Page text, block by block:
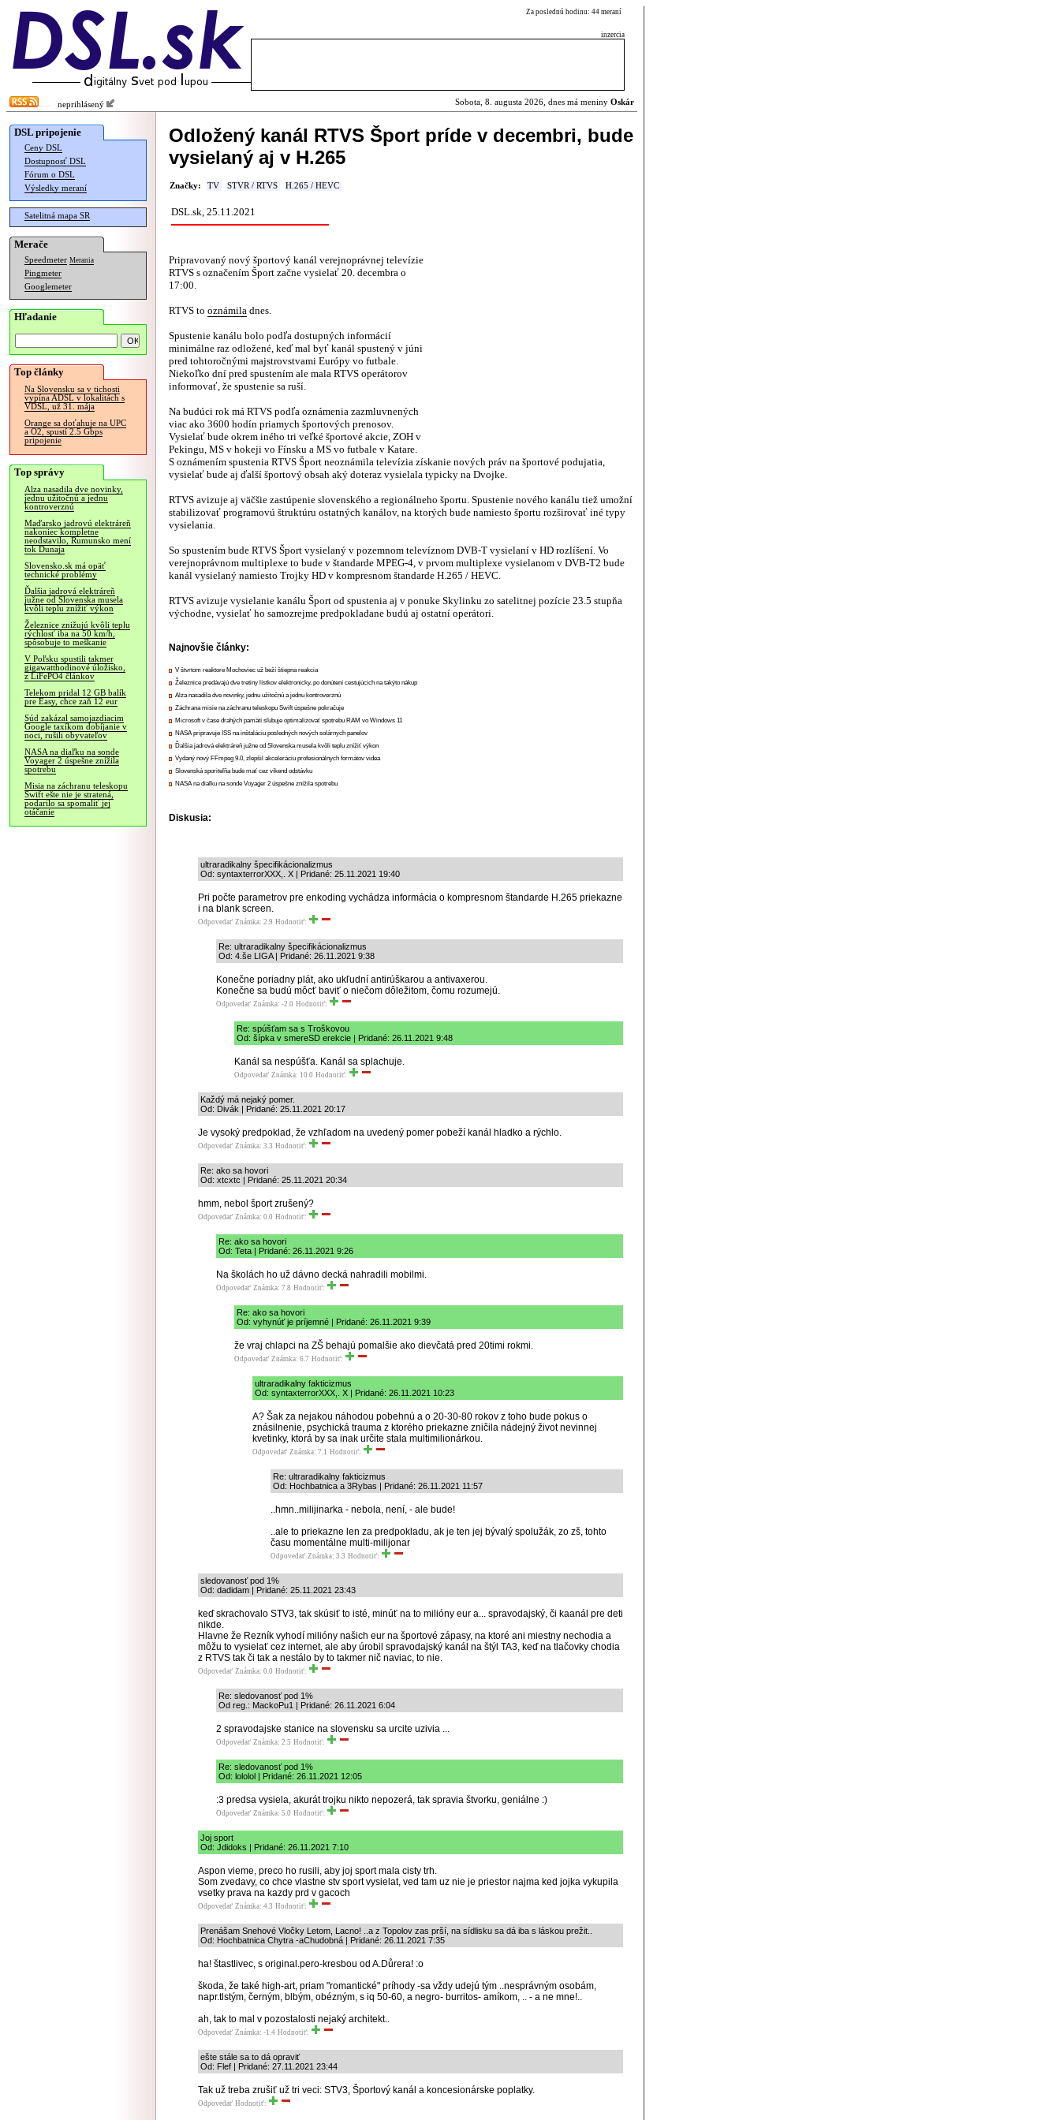
Za poslednú hodinu: 44 meraní
inzercia
neprihlásený Sobota, 8. augusta 2026, dnes má meniny Oskár
DSL pripojenie
Ceny DSL
Dostupnosť DSL
Fórum o DSL
Výsledky meraní
Satelitná mapa SR
Merače
Speedmeter Merania
Pingmeter
Googlemeter
Hľadanie
Top články
Na Slovensku sa v tichosti
vypína ADSL v lokalitách s
VDSL, už 31. mája
Orange sa doťahuje na UPC
a O2, spustí 2.5 Gbps
pripojenie
Top správy
Alza nasadila dve novinky,
jednu užitočnú a jednu
kontroverznú
Maďarsko jadrovú elektráreň
nakoniec kompletne
neodstavilo, Rumunsko mení
tok Dunaja
Slovensko.sk má opäť
technické problémy
Ďalšia jadrová elektráreň
južne od Slovenska musela
kvôli teplu znížiť výkon
Železnice znižujú kvôli teplu
rýchlosť iba na 50 km/h,
spôsobuje to meškanie
V Poľsku spustili takmer
gigawatthodinové úložisko,
z LiFePO4 článkov
Telekom pridal 12 GB balík
pre Easy, chce zaň 12 eur
Súd zakázal samojazdiacim
Google taxíkom dobíjanie v
noci, rušili obyvateľov
NASA na diaľku na sonde
Voyager 2 úspešne znížila
spotrebu
Misia na záchranu teleskopu
Swift ešte nie je stratená,
podarilo sa spomaliť jej
otáčanie
Odložený kanál RTVS Šport príde v decembri, bude
vysielaný aj v H.265
Značky: TV STVR / RTVS H.265 / HEVC
DSL.sk, 25.11.2021
Pripravovaný nový športový kanál verejnoprávnej televízie
RTVS s označením Šport začne vysielať 20. decembra o
17:00.
RTVS to oznámila dnes.
Spustenie kanálu bolo podľa dostupných informácií
minimálne raz odložené, keď mal byť kanál spustený v júni
pred tohtoročnými majstrovstvami Európy vo futbale.
Niekoľko dní pred spustením ale mala RTVS operátorov
informovať, že spustenie sa ruší.
Na budúci rok má RTVS podľa oznámenia zazmluvnených
viac ako 3600 hodín priamych športových prenosov.
Vysielať bude okrem iného tri veľké športové akcie, ZOH v
Pekingu, MS v hokeji vo Fínsku a MS vo futbale v Katare.
S oznámením spustenia RTVS Šport neoznámila televízia získanie nových práv na športové podujatia,
vysielať bude aj ďalší športový obsah aký doteraz vysielala typicky na Dvojke.
RTVS avizuje aj väčšie zastúpenie slovenského a regionálneho športu. Spustenie nového kanálu tiež umožní
stabilizovať programovú štruktúru ostatných kanálov, na ktorých bude namiesto športu rozširovať iné typy
vysielania.
So spustením bude RTVS Šport vysielaný v pozemnom televíznom DVB-T vysielaní v HD rozlíšení. Vo
verejnoprávnom multiplexe to bude v štandarde MPEG-4, v prvom multiplexe vysielanom v DVB-T2 bude
kanál vysielaný namiesto Trojky HD v kompresnom štandarde H.265 / HEVC.
RTVS avizuje vysielanie kanálu Šport od spustenia aj v ponuke Skylinku zo satelitnej pozície 23.5 stupňa
východne, vysielať ho samozrejme predpokladane budú aj ostatní operátori.
Najnovšie články:
V štvrtom reaktore Mochoviec už beží štiepna reakcia
Železnice predávajú dve tretiny lístkov elektronicky, po donútení cestujúcich na takýto nákup
Alza nasadila dve novinky, jednu užitočnú a jednu kontroverznú
Záchrana misie na záchranu teleskopu Swift úspešne pokračuje
Microsoft v čase drahých pamätí sľubuje optimalizovať spotrebu RAM vo Windows 11
NASA pripravuje ISS na inštaláciu posledných nových solárnych panelov
Ďalšia jadrová elektráreň južne od Slovenska musela kvôli teplu znížiť výkon
Vydaný nový FFmpeg 9.0, zlepšil akceleráciu profesionálnych formátov videa
Slovenská sporiteľňa bude mať cez víkend odstávku
NASA na diaľku na sonde Voyager 2 úspešne znížila spotrebu
Diskusia:
ultraradikalny špecifikácionalizmus
Od: syntaxterrorXXX,. X | Pridané: 25.11.2021 19:40
Pri počte parametrov pre enkoding vychádza informácia o kompresnom štandarde H.265 priekazne
i na blank screen.
Odpovedať Známka: 2.9 Hodnotiť:
Re: ultraradikalny špecifikácionalizmus
Od: 4.še LIGA | Pridané: 26.11.2021 9:38
Konečne poriadny plát, ako ukľudní antirúškarou a antivaxerou.
Konečne sa budú môcť baviť o niečom dôležitom, čomu rozumejú.
Odpovedať Známka: -2.0 Hodnotiť:
Re: spúšťam sa s Troškovou
Od: šípka v smereSD erekcie | Pridané: 26.11.2021 9:48
Kanál sa nespúšťa. Kanál sa splachuje.
Odpovedať Známka: 10.0 Hodnotiť:
Každý má nejaký pomer.
Od: Divák | Pridané: 25.11.2021 20:17
Je vysoký predpoklad, že vzhľadom na uvedený pomer pobeží kanál hladko a rýchlo.
Odpovedať Známka: 3.3 Hodnotiť:
Re: ako sa hovori
Od: xtcxtc | Pridané: 25.11.2021 20:34
hmm, nebol šport zrušený?
Odpovedať Známka: 0.0 Hodnotiť:
Re: ako sa hovori
Od: Teta | Pridané: 26.11.2021 9:26
Na školách ho už dávno decká nahradili mobilmi.
Odpovedať Známka: 7.8 Hodnotiť:
Re: ako sa hovori
Od: vyhynúť je príjemné | Pridané: 26.11.2021 9:39
že vraj chlapci na ZŠ behajú pomalšie ako dievčatá pred 20timi rokmi.
Odpovedať Známka: 6.7 Hodnotiť:
ultraradikalny fakticizmus
Od: syntaxterrorXXX,. X | Pridané: 26.11.2021 10:23
A? Šak za nejakou náhodou pobehnú a o 20-30-80 rokov z toho bude pokus o
znásilnenie, psychická trauma z ktorého priekazne zničila nádejný život nevinnej
kvetinky, ktorá by sa inak určite stala multimilionárkou.
Odpovedať Známka: 7.1 Hodnotiť:
Re: ultraradikalny fakticizmus
Od: Hochbatnica a 3Rybas | Pridané: 26.11.2021 11:57
..hmn..milijinarka - nebola, není, - ale bude!
..ale to priekazne len za predpokladu, ak je ten jej bývalý spolužák, zo zš, tohto
času momentálne multi-milijonar
Odpovedať Známka: 3.3 Hodnotiť:
sledovanosť pod 1%
Od: dadidam | Pridané: 25.11.2021 23:43
keď skrachovalo STV3, tak skúsiť to isté, minúť na to milióny eur a... spravodajský, či kaanál pre deti
nikde.
Hlavne že Rezník vyhodí milióny našich eur na športové zápasy, na ktoré ani miestny nechodia a
môžu to vysielať cez internet, ale aby úrobil spravodajský kanál na štýl TA3, keď na tlačovky chodia
z RTVS tak či tak a nestálo by to takmer nič naviac, to nie.
Odpovedať Známka: 0.0 Hodnotiť:
Re: sledovanosť pod 1%
Od reg.: MackoPu1 | Pridané: 26.11.2021 6:04
2 spravodajske stanice na slovensku sa urcite uzivia ...
Odpovedať Známka: 2.5 Hodnotiť:
Re: sledovanosť pod 1%
Od: lololol | Pridané: 26.11.2021 12:05
:3 predsa vysiela, akurát trojku nikto nepozerá, tak spravia štvorku, geniálne :)
Odpovedať Známka: 5.0 Hodnotiť:
Joj sport
Od: Jdidoks | Pridané: 26.11.2021 7:10
Aspon vieme, preco ho rusili, aby joj sport mala cisty trh.
Som zvedavy, co chce vlastne stv sport vysielat, ved tam uz nie je priestor najma ked jojka vykupila
vsetky prava na kazdy prd v gacoch
Odpovedať Známka: 4.3 Hodnotiť:
Prenášam Snehové Vločky Letom, Lacno! ..a z Topolov zas prší, na sídlisku sa dá iba s láskou prežit..
Od: Hochbatnica Chytra -aChudobná | Pridané: 26.11.2021 7:35
ha! štastlivec, s original.pero-kresbou od A.Důrera! :o
škoda, že také high-art, priam "romantické" príhody -sa vždy udejú tým ..nesprávným osobám,
napr.tlstým, černým, blbým, obézným, s iq 50-60, a negro- burritos- amíkom, .. - a ne mne!..
ah, tak to mal v pozostalosti nejaký architekt..
Odpovedať Známka: -1.4 Hodnotiť:
ešte stále sa to dá opraviť
Od: Flef | Pridané: 27.11.2021 23:44
Tak už treba zrušiť už tri veci: STV3, Športový kanál a koncesionárske poplatky.
Odpovedať Hodnotiť: